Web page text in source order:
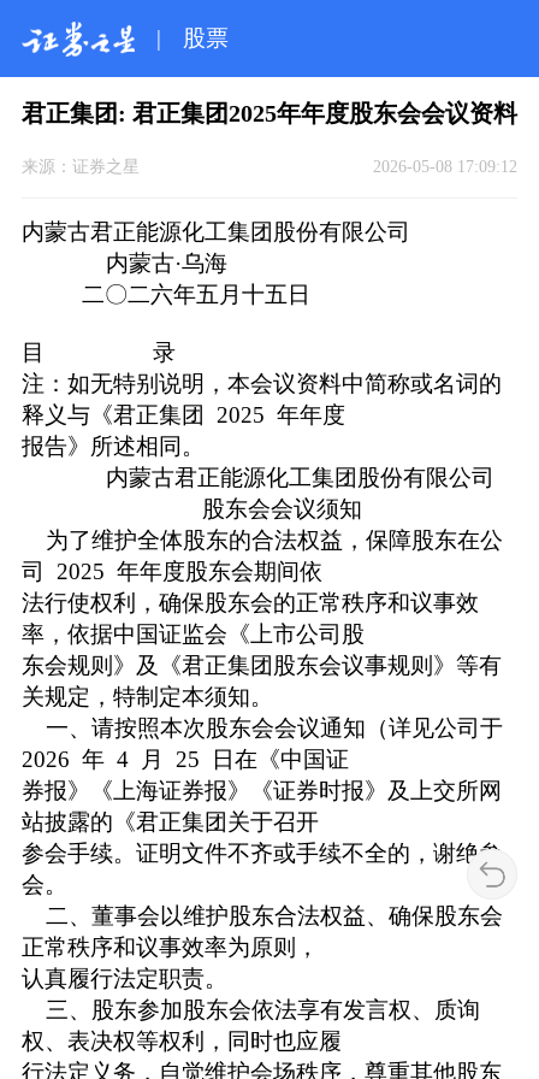
| 股票
君正集团: 君正集团2025年年度股东会会议资料
来源： 证券之星 2026-05-08 17:09:12
内蒙古君正能源化工集团股份有限公司
内蒙古·乌海
二〇二六年五月十五日
目 录
注：如无特别说明，本会议资料中简称或名词的
释义与《君正集团 2025 年年度
报告》所述相同。
内蒙古君正能源化工集团股份有限公司
股东会会议须知
为了维护全体股东的合法权益，保障股东在公
司 2025 年年度股东会期间依
法行使权利，确保股东会的正常秩序和议事效
率，依据中国证监会《上市公司股
东会规则》及《君正集团股东会议事规则》等有
关规定，特制定本须知。
一、请按照本次股东会会议通知（详见公司于
2026 年 4 月 25 日在《中国证
券报》《上海证券报》《证券时报》及上交所网
站披露的《君正集团关于召开
参会手续。证明文件不齐或手续不全的，谢绝参
会。
二、董事会以维护股东合法权益、确保股东会
正常秩序和议事效率为原则，
认真履行法定职责。
三、股东参加股东会依法享有发言权、质询
权、表决权等权利，同时也应履
行法定义务，自觉维护会场秩序，尊重其他股东